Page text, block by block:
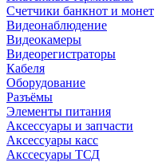
Счетчики банкнот и монет
Видеонаблюдение
Видеокамеры
Видеорегистраторы
Кабеля
Оборудование
Разъёмы
Элементы питания
Аксессуары и запчасти
Аксессуары касс
Акссесуары ТСД